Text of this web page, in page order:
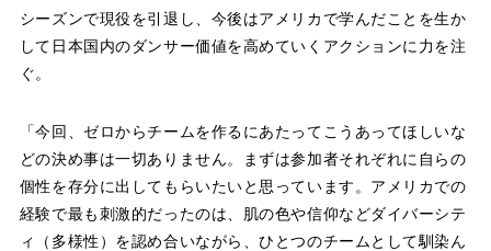
シーズンで現役を引退し、今後はアメリカで学んだことを生か
して日本国内のダンサー価値を高めていくアクションに力を注
ぐ。
「今回、ゼロからチームを作るにあたってこうあってほしいな
どの決め事は一切ありません。まずは参加者それぞれに自らの
個性を存分に出してもらいたいと思っています。アメリカでの
経験で最も刺激的だったのは、肌の色や信仰などダイバーシテ
ィ（多様性）を認め合いながら、ひとつのチームとして馴染ん